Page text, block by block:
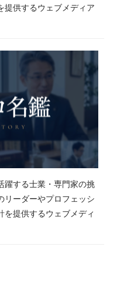
提供するウェブメディア
躍する士業・専門家の挑
リーダーやプロフェッシ
を提供するウェブメディ